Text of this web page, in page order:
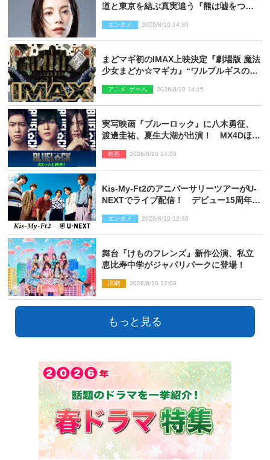
道と東京を結ぶ真実追う『熊は嘘をつか
エンタメ 2026/8/10 14:30
まどマギ初のIMAX上映決定『劇場版 魔法
少女まどか☆マギカ』“ワルプルギスの
アニメ･ゲーム 2026/8/10 14:15
実写映画『ブルーロック』に八木勇征、
渡邊圭祐、夏生大湖が出演！ MX4Dほか
映画 2026/8/10 14:00
Kis‐My‐Ft2のアニバーサリーツアーがU‐
NEXTでライブ配信！ デビュー15周年の
エンタメ 2026/8/10 12:30
舞台『けものフレンズ』新作公演、私立
恵比寿中学がジャパリパークに登場！
演劇 2026/8/10 12:00
もっと見る